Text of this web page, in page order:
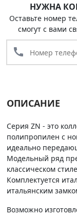
НУЖНА
Оставьте номер
смогут с вами
call
ОПИСАНИЕ
Серия ZN - это
полипропилен с
идеально
Модельный ряд
классическом
Комплектуется
итальянским
Возможно